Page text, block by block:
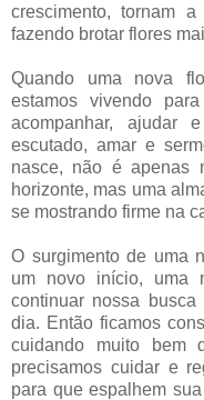
crescimento, tornam
fazendo brotar flores
Quando uma nova
estamos vivendo
acompanhar, ajudar
escutado, amar e
nasce, não é apenas
horizonte, mas uma
se mostrando firme na
O surgimento de uma
um novo início, uma
continuar nossa
dia. Então ficamos
cuidando muito bem
precisamos cuidar e
para que espalhem